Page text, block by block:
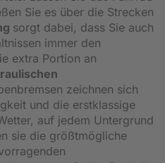
Sie es über die Strecken
sorgt dabei, dass Sie auch
immer den
extra Portion an
zeichnen sich
und die erstklassige
auf jedem Untergrund
sie die größtmögliche